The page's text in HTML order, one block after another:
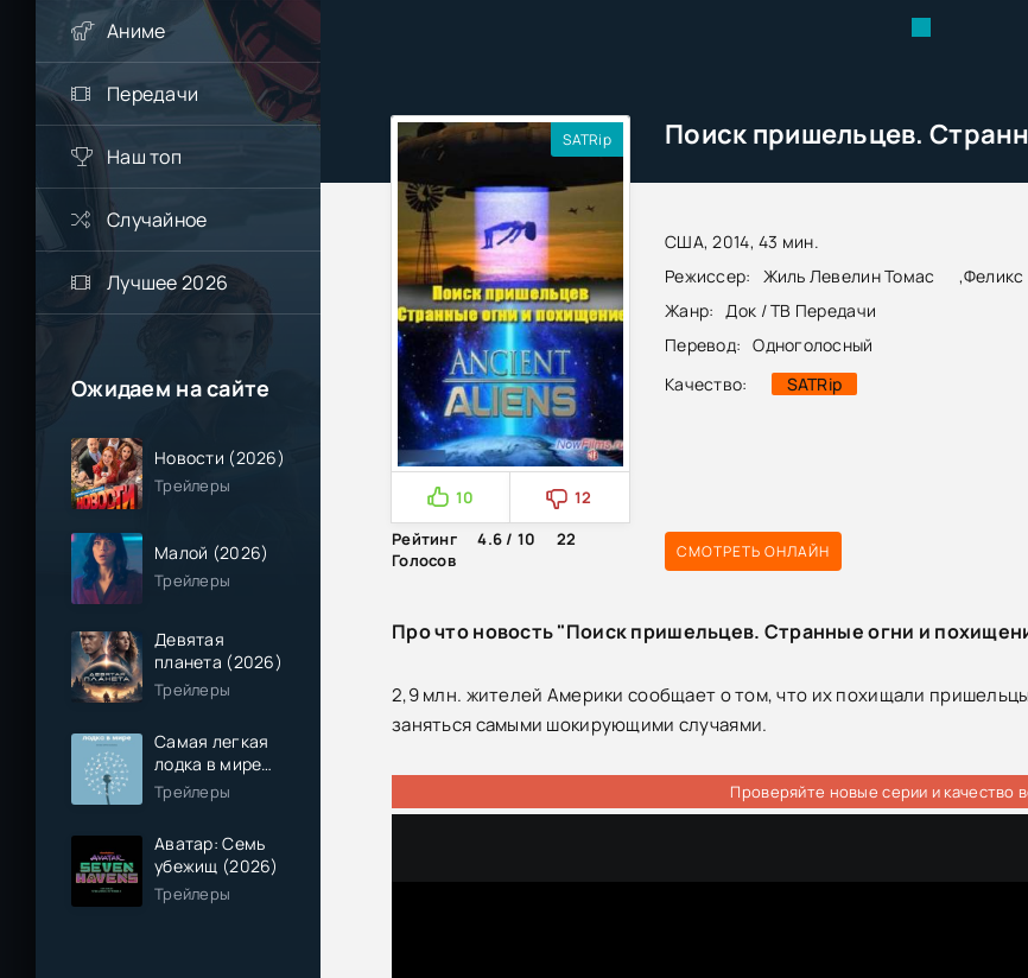
Аниме
Передачи
Наш топ
Случайное
Лучшее 2026
Ожидаем на сайте
Новости (2026)
Трейлеры
Малой (2026)
Трейлеры
Девятая
планета (2026)
Трейлеры
Самая легкая
лодка в мире
(2026)
Трейлеры
Аватар: Семь
убежищ (2026)
Трейлеры
США, 2014, 43 мин.
Режиссер:
Жиль Левелин Томас ,Феликс
Жанр:
Док / ТВ Передачи
Перевод: Одноголосный
Качество:
SATRip
SATRip
10
12
Рейтинг
4.6 / 10
22
Голосов
СМОТРЕТЬ ОНЛАЙН
Про что новость "Поиск пришельцев. Странные огни и
2,9 млн. жителей Америки сообщает о том, что их похищали
заняться самыми шокирующими случаями.
Проверяйте новые серии и качество